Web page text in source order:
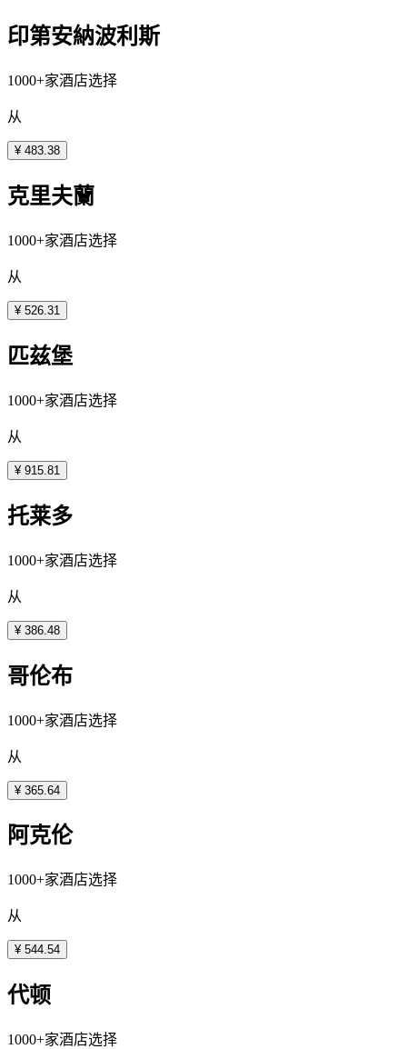
印第安納波利斯
1000+家酒店选择
从
¥ 483.38
克里夫蘭
1000+家酒店选择
从
¥ 526.31
匹兹堡
1000+家酒店选择
从
¥ 915.81
托莱多
1000+家酒店选择
从
¥ 386.48
哥伦布
1000+家酒店选择
从
¥ 365.64
阿克伦
1000+家酒店选择
从
¥ 544.54
代顿
1000+家酒店选择